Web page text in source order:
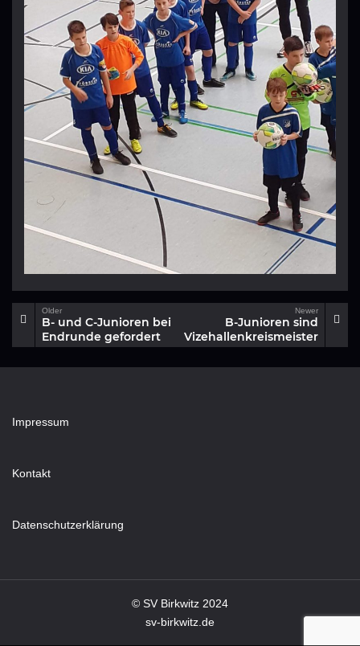
Older
B- und C-Junioren bei
Endrunde gefordert
Newer
B-Junioren sind
Vizehallenkreismeister
Impressum
Kontakt
Datenschutzerklärung
© SV Birkwitz 2024
sv-birkwitz.de